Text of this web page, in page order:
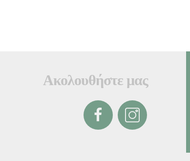
Ακολουθήστε μας